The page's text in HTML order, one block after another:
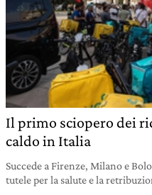
Il primo sciopero dei
caldo in Italia
Succede a Firenze, Milano e
tutele per la salute e la